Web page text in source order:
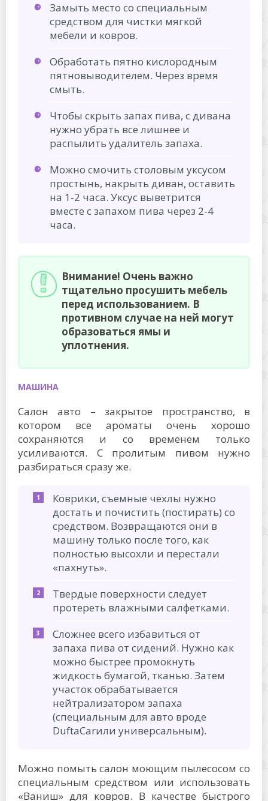
Замыть место со специальным
средством для чистки мягкой
мебели и ковров.
Обработать пятно кислородным
пятновыводителем. Через время
смыть.
Чтобы скрыть запах пива, с дивана
нужно убрать все лишнее и
распылить удалитель запаха.
Можно смочить столовым уксусом
простынь, накрыть диван, оставить
на 1-2 часа. Уксус выветрится
вместе с запахом пива через 2-4
часа.
Внимание! Очень важно
тщательно просушить мебель
перед использованием. В
противном случае на ней могут
образоваться ямы и
уплотнения.
МАШИНА
Салон авто – закрытое пространство, в
котором все ароматы очень хорошо
сохраняются и со временем только
усиливаются. С пролитым пивом нужно
разбираться сразу же.
Коврики, съемные чехлы нужно
достать и почистить (постирать) со
средством. Возвращаются они в
машину только после того, как
полностью высохли и перестали
«пахнуть».
Твердые поверхности следует
протереть влажными салфетками.
Сложнее всего избавиться от
запаха пива от сидений. Нужно как
можно быстрее промокнуть
жидкость бумагой, тканью. Затем
участок обрабатывается
нейтрализатором запаха
(специальным для авто вроде
DuftaCarили универсальным).
Можно помыть салон моющим пылесосом со
специальным средством или использовать
«Ваниш» для ковров. В качестве быстрого